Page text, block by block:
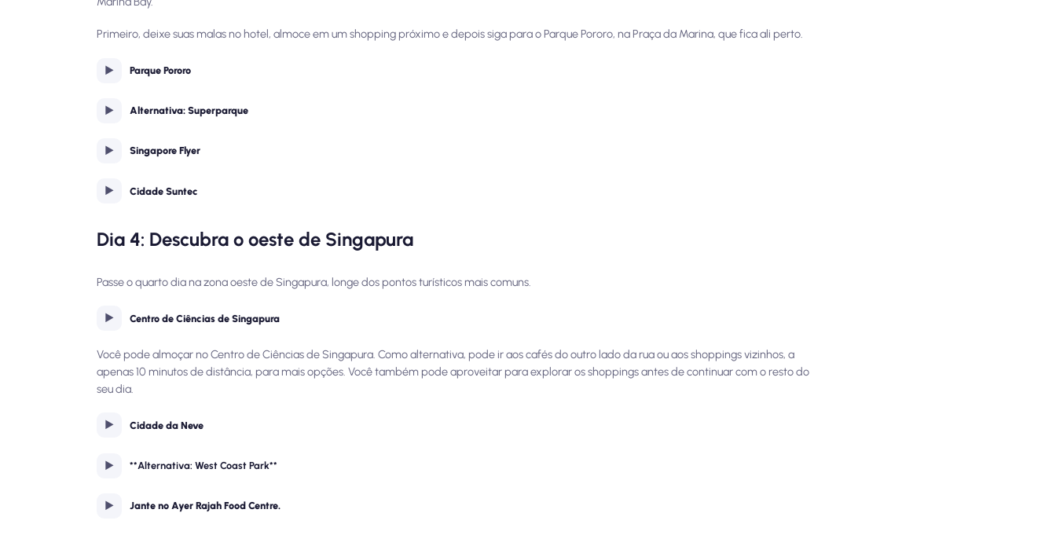
Primeiro, deixe suas malas no hotel, almoce em um shopping próximo e depois siga para o Parque Pororo, na Praça da Marina, que fica ali perto.
Parque Pororo
Alternativa: Superparque
Singapore Flyer
Cidade Suntec
Dia 4: Descubra o oeste de Singapura
Passe o quarto dia na zona oeste de Singapura, longe dos pontos turísticos mais comuns.
Centro de Ciências de Singapura
Você pode almoçar no Centro de Ciências de Singapura. Como alternativa, pode ir aos cafés do outro lado da rua ou aos shoppings vizinhos, a
apenas 10 minutos de distância, para mais opções. Você também pode aproveitar para explorar os shoppings antes de continuar com o resto do
seu dia.
Cidade da Neve
**Alternativa: West Coast Park**
Jante no Ayer Rajah Food Centre.